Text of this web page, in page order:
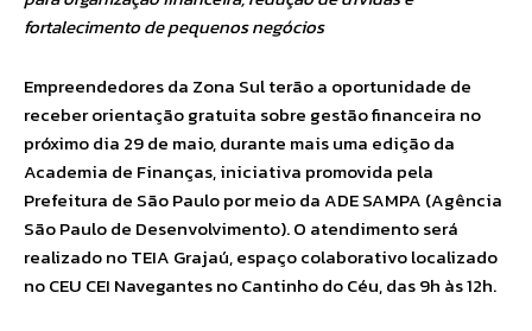
fortalecimento de pequenos negócios
Empreendedores da Zona Sul terão a oportunidade de
receber orientação gratuita sobre gestão financeira no
próximo dia 29 de maio, durante mais uma edição da
Academia de Finanças, iniciativa promovida pela
Prefeitura de São Paulo por meio da ADE SAMPA (Agência
São Paulo de Desenvolvimento). O atendimento será
realizado no TEIA Grajaú, espaço colaborativo localizado
no CEU CEI Navegantes no Cantinho do Céu, das 9h às 12h.